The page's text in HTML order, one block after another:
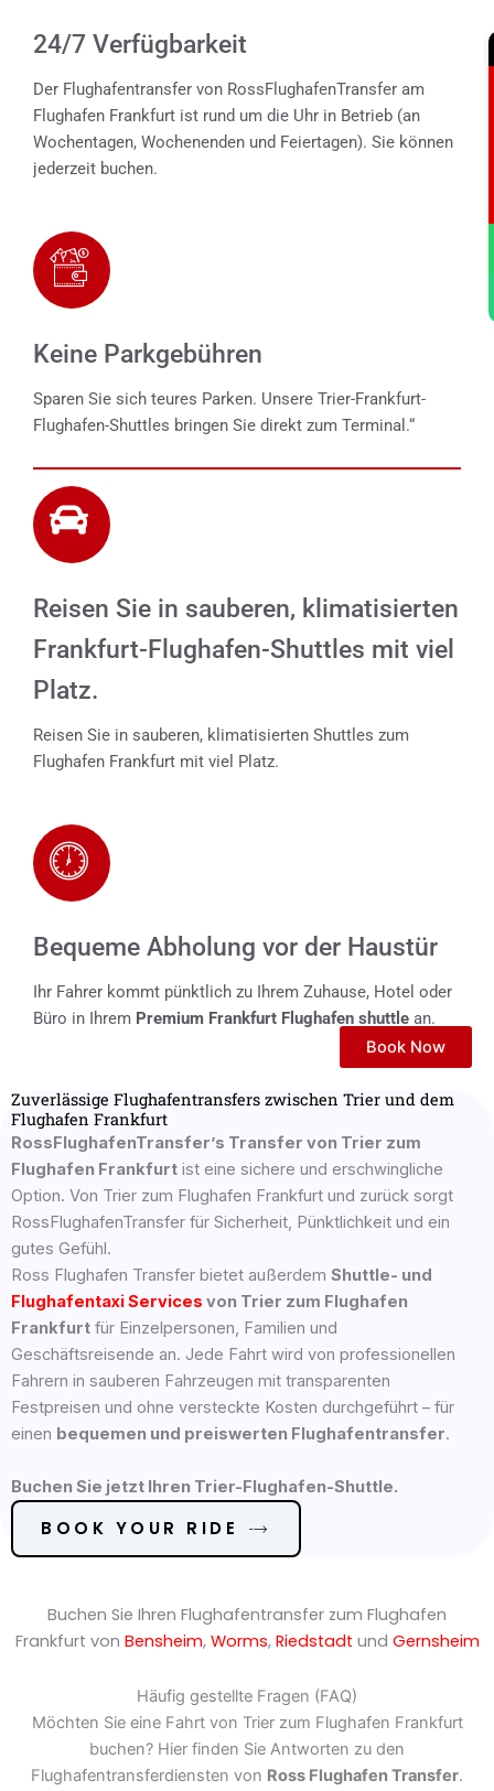
24/7 Verfügbarkeit
Der Flughafentransfer von RossFlughafenTransfer am
Flughafen Frankfurt ist rund um die Uhr in Betrieb (an
Wochentagen, Wochenenden und Feiertagen). Sie können
jederzeit buchen.
Keine Parkgebühren
Sparen Sie sich teures Parken. Unsere Trier-Frankfurt-
Flughafen-Shuttles bringen Sie direkt zum Terminal.“
Reisen Sie in sauberen, klimatisierten
Frankfurt-Flughafen-Shuttles mit viel
Platz.
Reisen Sie in sauberen, klimatisierten Shuttles zum
Flughafen Frankfurt mit viel Platz.
Bequeme Abholung vor der Haustür
Ihr Fahrer kommt pünktlich zu Ihrem Zuhause, Hotel oder
Büro in Ihrem Premium Frankfurt Flughafen shuttle an.
Book Now
Zuverlässige Flughafentransfers zwischen Trier und dem
Flughafen Frankfurt
RossFlughafenTransfer’s Transfer von Trier zum
Flughafen Frankfurt ist eine sichere und erschwingliche
Option. Von Trier zum Flughafen Frankfurt und zurück sorgt
RossFlughafenTransfer für Sicherheit, Pünktlichkeit und ein
gutes Gefühl.
Ross Flughafen Transfer bietet außerdem Shuttle- und
Flughafentaxi Services von Trier zum Flughafen
Frankfurt für Einzelpersonen, Familien und
Geschäftsreisende an. Jede Fahrt wird von professionellen
Fahrern in sauberen Fahrzeugen mit transparenten
Festpreisen und ohne versteckte Kosten durchgeführt – für
einen bequemen und preiswerten Flughafentransfer.
Buchen Sie jetzt Ihren Trier-Flughafen-Shuttle.
BOOK YOUR RIDE
Buchen Sie Ihren Flughafentransfer zum Flughafen
Frankfurt von Bensheim, Worms, Riedstadt und Gernsheim
Häufig gestellte Fragen (FAQ)
Möchten Sie eine Fahrt von Trier zum Flughafen Frankfurt
buchen? Hier finden Sie Antworten zu den
Flughafentransferdiensten von Ross Flughafen Transfer.